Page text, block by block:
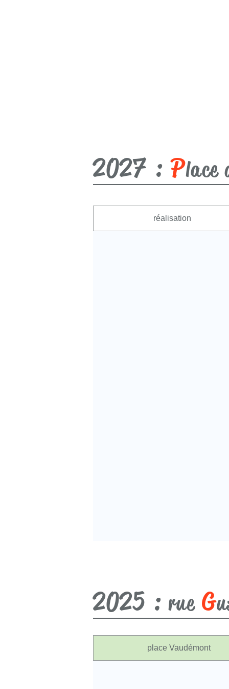
2027 : Place
réalisation
2025 : rue G
place Vaudémont